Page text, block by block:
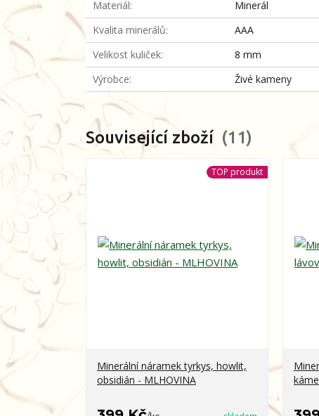
Materiál
Minerál
Kvalita minerálů
AAA
Velikost kuliček
8 mm
Výrobce
Živé kameny
Související zboží 11
TOP produkt
Minerální náramek tyrkys, howlit,
obsidián - MLHOVINA